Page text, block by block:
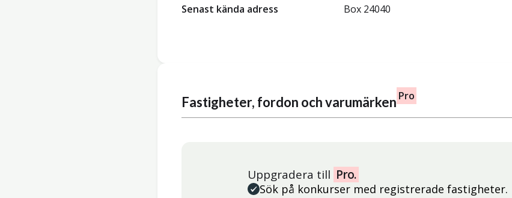
Senast kända adress
Box 24040
Fastigheter, fordon och varumärken Pro
Uppgradera till Pro.
Sök på konkurser med registrerade fastigheter.